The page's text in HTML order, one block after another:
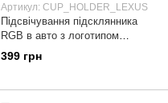
Артикул: CUP_HOLDER_LEXUS
Підсвічування підсклянника
RGB в авто з логотипом
автомобіля LEXUS (к-кт 2 шт.)
399 грн